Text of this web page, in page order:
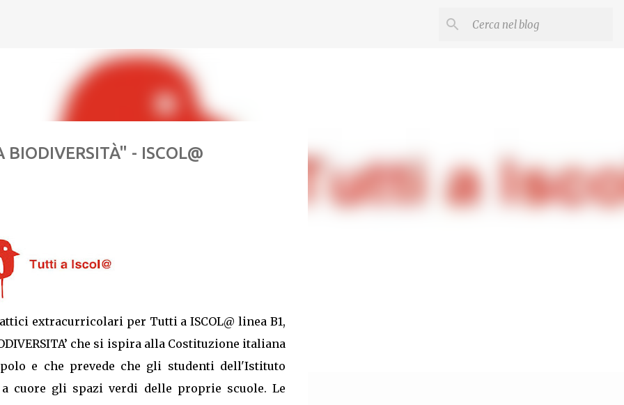
- ISCOL@
extracurricolari per Tutti a ISCOL@ linea B1,
che si ispira alla Costituzione italiana
e che prevede che gli studenti dell'Istituto
cuore gli spazi verdi delle proprie scuole. Le